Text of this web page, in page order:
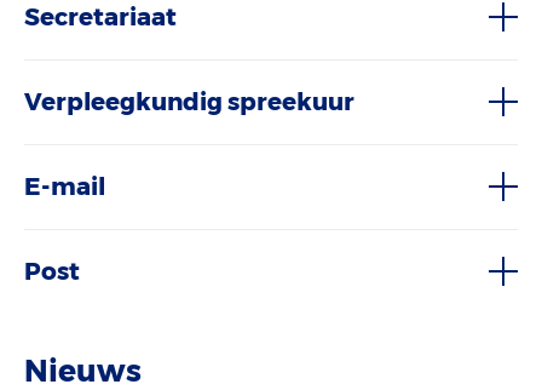
Secretariaat
Verpleegkundig spreekuur
E-mail
Post
Nieuws